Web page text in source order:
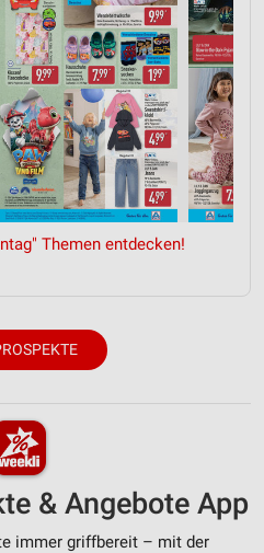
Themen entdecken!
& Angebote App
immer griffbereit – mit der